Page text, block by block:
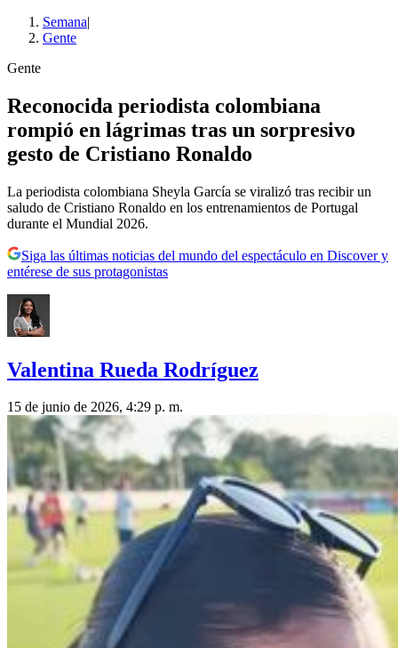
Semana|
Gente
Gente
Reconocida periodista colombiana
rompió en lágrimas tras un sorpresivo
gesto de Cristiano Ronaldo
La periodista colombiana Sheyla García se viralizó tras recibir un
saludo de Cristiano Ronaldo en los entrenamientos de Portugal
durante el Mundial 2026.
Siga las últimas noticias del mundo del espectáculo en Discover y
entérese de sus protagonistas
Valentina Rueda Rodríguez
15 de junio de 2026, 4:29 p. m.